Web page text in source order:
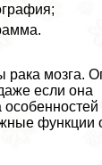
мозга.
если она
функции